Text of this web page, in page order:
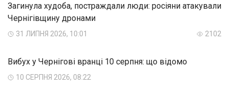
Загинула худоба, постраждали люди: росіяни атакували
Чернігівщину дронами
31 ЛИПНЯ 2026, 10:01 2102
Вибух у Чернігові вранці 10 серпня: що відомо
10 СЕРПНЯ 2026, 08:22